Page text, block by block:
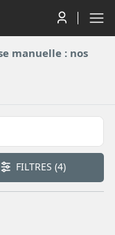
manuelle : nos
FILTRES(4)